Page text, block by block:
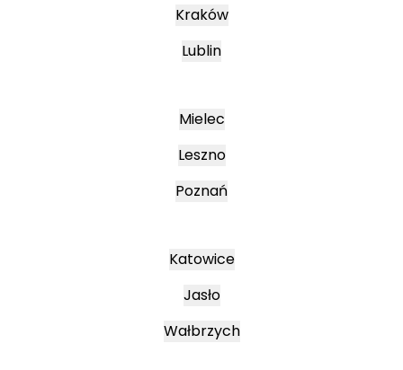
Kraków
Lublin
Mielec
Leszno
Poznań
Katowice
Jasło
Wałbrzych